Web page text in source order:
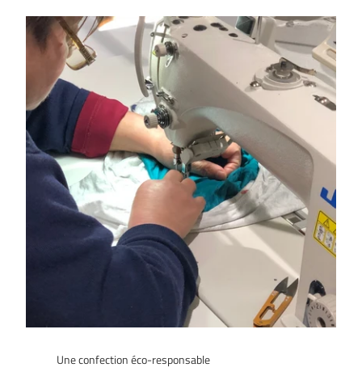
Une confection éco-responsable